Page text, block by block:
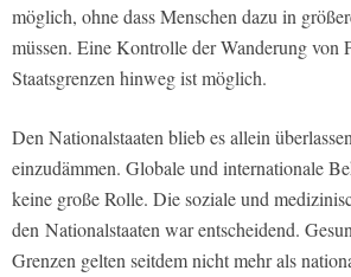
möglich, ohne dass Menschen dazu in
müssen. Eine Kontrolle der Wanderung von
Staatsgrenzen hinweg ist möglich.
Den Nationalstaaten blieb es allein
einzudämmen. Globale und internationale
keine große Rolle. Die soziale und
den Nationalstaaten war entscheidend.
Grenzen gelten seitdem nicht mehr als